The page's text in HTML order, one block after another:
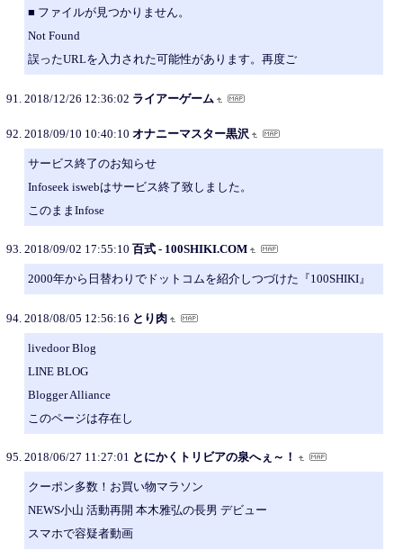
■ ファイルが見つかりません。
Not Found
誤ったURLを入力された可能性があります。再度ご
2018/12/26 12:36:02 ライアーゲーム
2018/09/10 10:40:10 オナニーマスター黒沢
サービス終了のお知らせ
Infoseek iswebはサービス終了致しました。
このままInfose
2018/09/02 17:55:10 百式 - 100SHIKI.COM
2000年から日替わりでドットコムを紹介しつづけた『100SHIKI』
2018/08/05 12:56:16 とり肉
livedoor Blog
LINE BLOG
Blogger Alliance
このページは存在し
2018/06/27 11:27:01 とにかくトリビアの泉へぇ～！
クーポン多数！お買い物マラソン
NEWS小山 活動再開 本木雅弘の長男 デビュー
スマホで容疑者動画